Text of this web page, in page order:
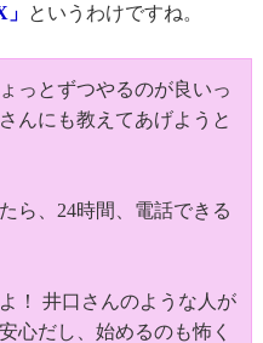
というわけですね。
っとずつやるのが良いっ
んにも教えてあげようと
ら、24時間、電話できる
！ 井口さんのような人が
心だし、始めるのも怖く